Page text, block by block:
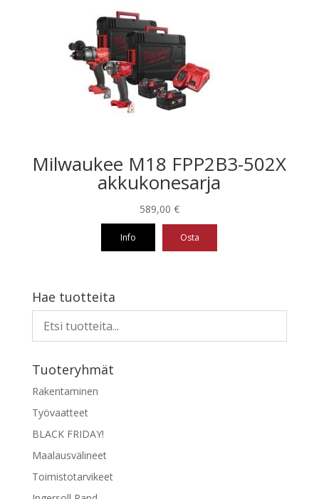
Milwaukee M18 FPP2B3-502X
akkukonesarja
589,00 €
Info Osta
Hae tuotteita
Tuoteryhmät
Rakentaminen
Työvaatteet
BLACK FRIDAY!
Maalausvälineet
Toimistotarvikeet